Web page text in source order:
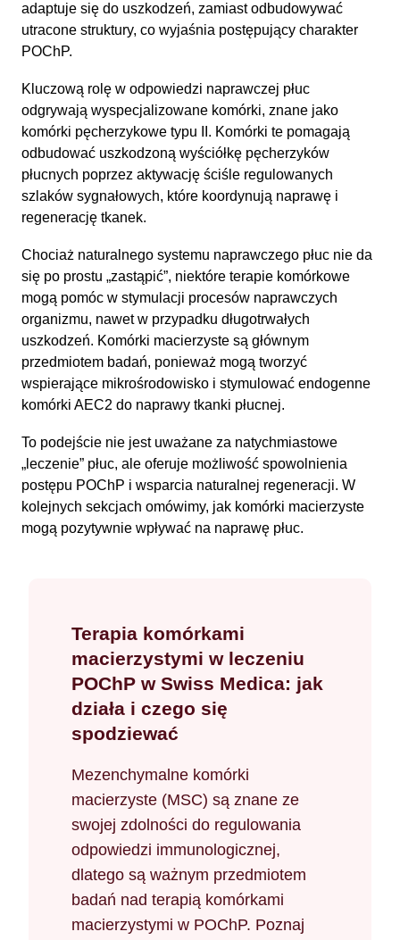
adaptuje się do uszkodzeń, zamiast odbudowywać
utracone struktury, co wyjaśnia postępujący charakter
POChP.
Kluczową rolę w odpowiedzi naprawczej płuc
odgrywają wyspecjalizowane komórki, znane jako
komórki pęcherzykowe typu II. Komórki te pomagają
odbudować uszkodzoną wyściółkę pęcherzyków
płucnych poprzez aktywację ściśle regulowanych
szlaków sygnałowych, które koordynują naprawę i
regenerację tkanek.
Chociaż naturalnego systemu naprawczego płuc nie da
się po prostu „zastąpić”, niektóre terapie komórkowe
mogą pomóc w stymulacji procesów naprawczych
organizmu, nawet w przypadku długotrwałych
uszkodzeń. Komórki macierzyste są głównym
przedmiotem badań, ponieważ mogą tworzyć
wspierające mikrośrodowisko i stymulować endogenne
komórki AEC2 do naprawy tkanki płucnej.
To podejście nie jest uważane za natychmiastowe
„leczenie” płuc, ale oferuje możliwość spowolnienia
postępu POChP i wsparcia naturalnej regeneracji. W
kolejnych sekcjach omówimy, jak komórki macierzyste
mogą pozytywnie wpływać na naprawę płuc.
Terapia komórkami
macierzystymi w leczeniu
POChP w Swiss Medica: jak
działa i czego się
spodziewać
Mezenchymalne komórki
macierzyste (MSC) są znane ze
swojej zdolności do regulowania
odpowiedzi immunologicznej,
dlatego są ważnym przedmiotem
badań nad terapią komórkami
macierzystymi w POChP. Poznaj